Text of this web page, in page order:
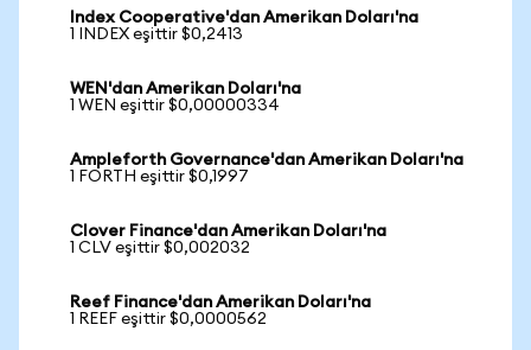
Index Cooperative'dan Amerikan Doları'na
1 INDEX eşittir $0,2413
WEN'dan Amerikan Doları'na
1 WEN eşittir $0,00000334
Ampleforth Governance'dan Amerikan Doları'na
1 FORTH eşittir $0,1997
Clover Finance'dan Amerikan Doları'na
1 CLV eşittir $0,002032
Reef Finance'dan Amerikan Doları'na
1 REEF eşittir $0,0000562